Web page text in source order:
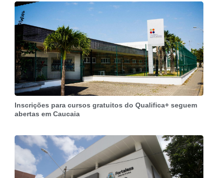
Inscrições para cursos gratuitos do Qualifica+ seguem
abertas em Caucaia